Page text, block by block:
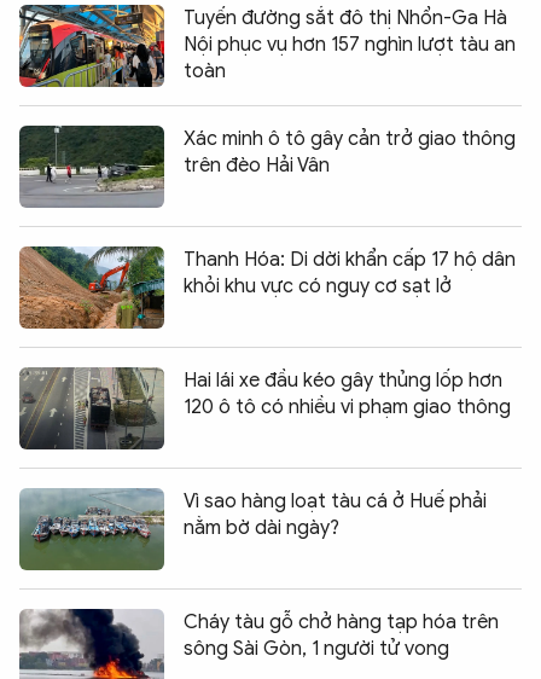
Tuyến đường sắt đô thị Nhổn-Ga Hà
Nội phục vụ hơn 157 nghìn lượt tàu an
toàn
Xác minh ô tô gây cản trở giao thông
trên đèo Hải Vân
Thanh Hóa: Di dời khẩn cấp 17 hộ dân
khỏi khu vực có nguy cơ sạt lở
Hai lái xe đầu kéo gây thủng lốp hơn
120 ô tô có nhiều vi phạm giao thông
Vì sao hàng loạt tàu cá ở Huế phải
nằm bờ dài ngày?
Cháy tàu gỗ chở hàng tạp hóa trên
sông Sài Gòn, 1 người tử vong